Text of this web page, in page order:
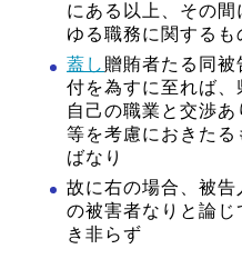
にある以上、その
ゆる職務に関する
蓋し 贈賄者たる同
付を為すに至れば、
自己の職業と交渉
等を考慮におきた
ばなり
故に右の場合、被
の被害者なりと論
き非らず